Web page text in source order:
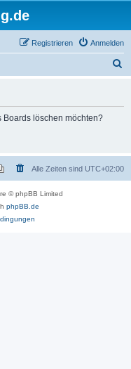
Anmelden
Registrieren
Boards löschen möchten?
Alle Zeiten sind UTC+02:00
© phpBB Limited
phpBB.de